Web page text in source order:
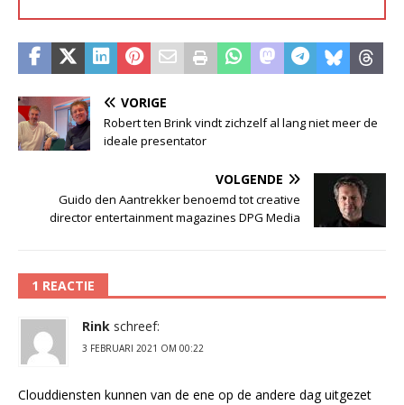
VORIGE
Robert ten Brink vindt zichzelf al lang niet meer de
ideale presentator
VOLGENDE
Guido den Aantrekker benoemd tot creative
director entertainment magazines DPG Media
1 REACTIE
Rink schreef:
3 FEBRUARI 2021 OM 00:22
Clouddiensten kunnen van de ene op de andere dag uitgezet